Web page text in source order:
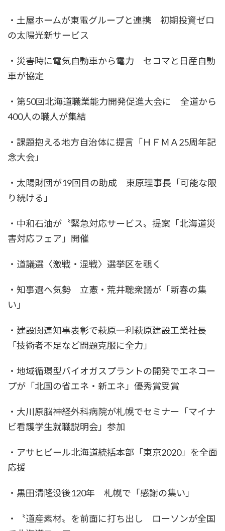
・土屋ホームが東電グループと連携 初期投資ゼロ
の太陽光新サービス
・災害時に電気自動車から電力 セコマと日産自動
車が協定
・第50回北海道職業能力開発促進大会に 全道から
400人の職人が集結
・課題抱える地方自治体に提言「ＨＦＭＡ25周年記
念大会」
・太陽財団が19回目の助成 東原理事長「可能な限
り続ける」
・中和石油が〝緊急対応サービス〟提案「北海道災
害対応フェア」開催
・道議選〈激戦・混戦〉選挙区を覗く
・知事選へ気勢 立憲・荒井聰衆議が「新春の集
い」
・建設関連知事表彰で萩原一利萩原建設工業社長
「技術者不足など問題克服に全力」
・地域循環型バイオガスプラントの開発でエネコー
プが「北国の省エネ・新エネ」優秀賞受賞
・大川原脳神経外科病院が札幌でセミナー「マイナ
ビ看護学生就職説明会」参加
・アサヒビール北海道統括本部「東京2020」を全面
応援
・黒田清隆没後120年 札幌で「感謝の集い」
・〝道産素材〟を前面に打ち出し ローソンが全国